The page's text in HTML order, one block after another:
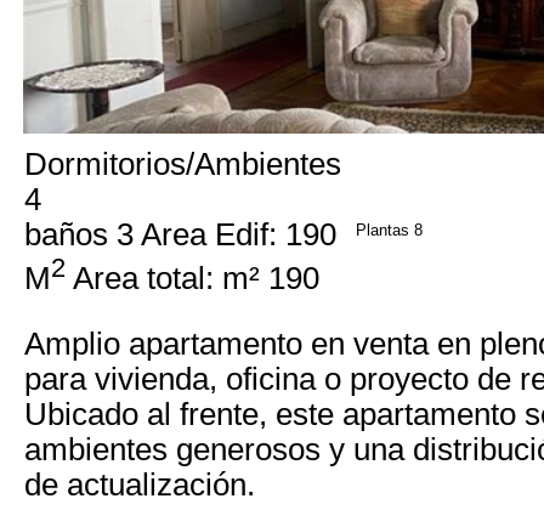
Dormitorios/Ambientes
4
baños 3 Area Edif: 190
M2 Area total: m² 190
Plantas 8
Amplio apartamento en venta en
para vivienda, oficina o proyecto de
Ubicado al frente, este apartamento
ambientes generosos y una
de actualización.